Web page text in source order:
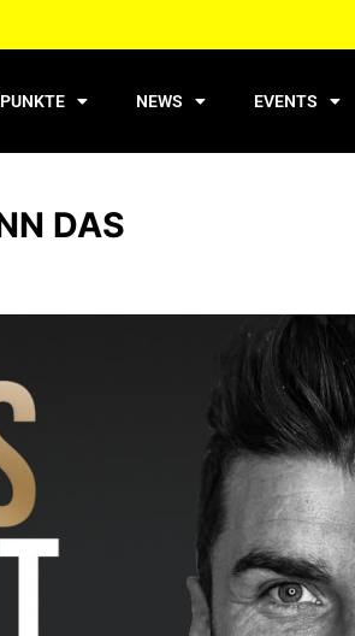
NEWS EVENTS
DAS